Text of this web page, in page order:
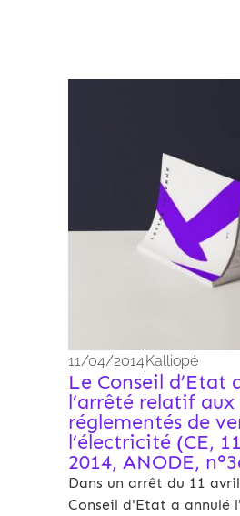
11/04/2014 Kalliopé
Le Conseil d’Etat
l’arrêté relatif
réglementés de
l’électricité (CE,
2014, ANODE,
Dans un arrêt du 11
Conseil d'Etat a annulé